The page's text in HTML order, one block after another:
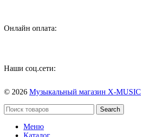
Онлайн оплата:
Наши соц.сети:
© 2026 Музыкальный магазин X-MUSIC
Search
Меню